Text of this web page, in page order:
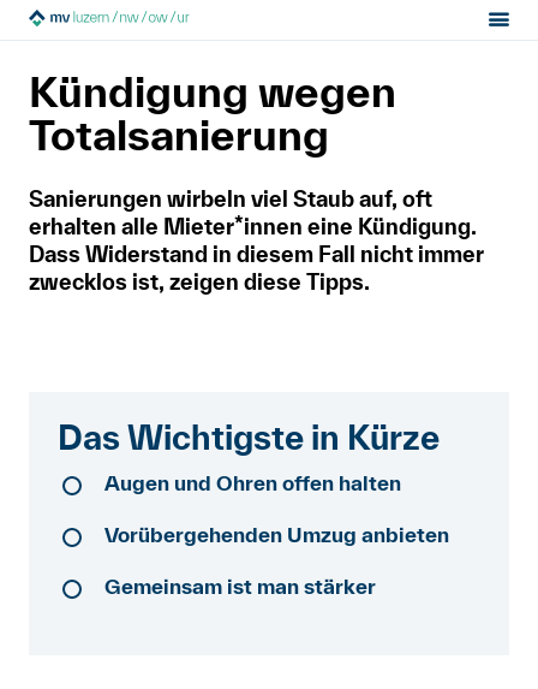
Mietrecht
Hilfe von Fachleuten
Politik & Positionen
Mitglied werden
Kündigung wegen Totalsanierung
Kündigung wegen
Totalsanierung
Sanierungen wirbeln viel Staub auf, oft
erhalten alle Mieter*innen eine Kündigung.
Dass Widerstand in diesem Fall nicht immer
zwecklos ist, zeigen diese Tipps.
Das Wichtigste in Kürze
Augen und Ohren offen halten
Vorübergehenden Umzug anbieten
Gemeinsam ist man stärker